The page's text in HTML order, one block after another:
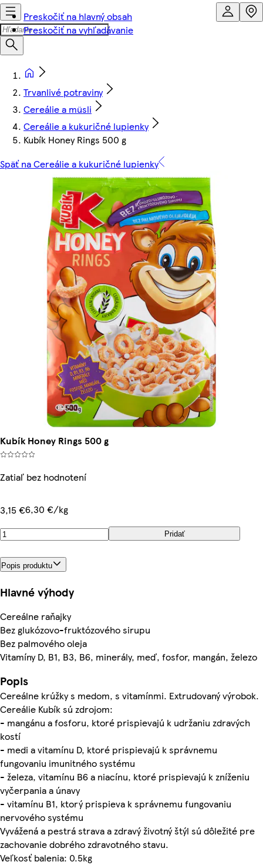
Preskočiť na hlavný obsah
Preskočiť na vyhľadávanie
Trvanlivé potraviny
Cereálie a müsli
Cereálie a kukuričné lupienky
Kubík Honey Rings 500 g
Späť na Cereálie a kukuričné lupienky
Kubík Honey Rings 500 g
Zatiaľ bez hodnotení
3,15 €6,30 €/kg
Pridať
Popis produktu
Hlavné výhody
Cereálne raňajky
Bez glukózovo-fruktózového sirupu
Bez palmového oleja
Vitamíny D, B1, B3, B6, minerály, meď, fosfor, mangán, železo
Popis
Cereálne krúžky s medom, s vitamínmi. Extrudovaný výrobok.
Cereálie Kubík sú zdrojom:
- mangánu a fosforu, ktoré prispievajú k udržaniu zdravých
kostí
- medi a vitamínu D, ktoré prispievajú k správnemu
fungovaniu imunitného systému
- železa, vitamínu B6 a niacínu, ktoré prispievajú k zníženiu
vyčerpania a únavy
- vitamínu B1, ktorý prispieva k správnemu fungovaniu
nervového systému
Vyvážená a pestrá strava a zdravý životný štýl sú dôležité pre
zachovanie dobrého zdravotného stavu.
Veľkosť balenia: 0.5kg